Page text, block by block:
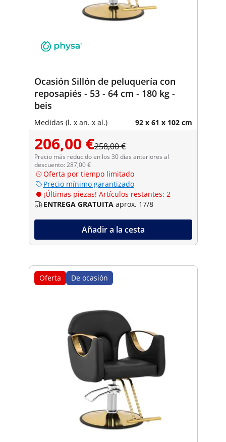
Ocasión Sillón de peluquería con
reposapiés - 53 - 64 cm - 180 kg -
beis
Medidas (l. x an. x al.) 92 x 61 x 102 cm
206,00 €258,00 €
Precio más reducido en los 30 días anteriores al
descuento: 287,00 €
Oferta por tiempo limitado
Precio mínimo garantizado
¡Últimas piezas! Artículos restantes: 2
ENTREGA GRATUITA aprox. 17/8
Añadir a la cesta
Oferta De ocasión